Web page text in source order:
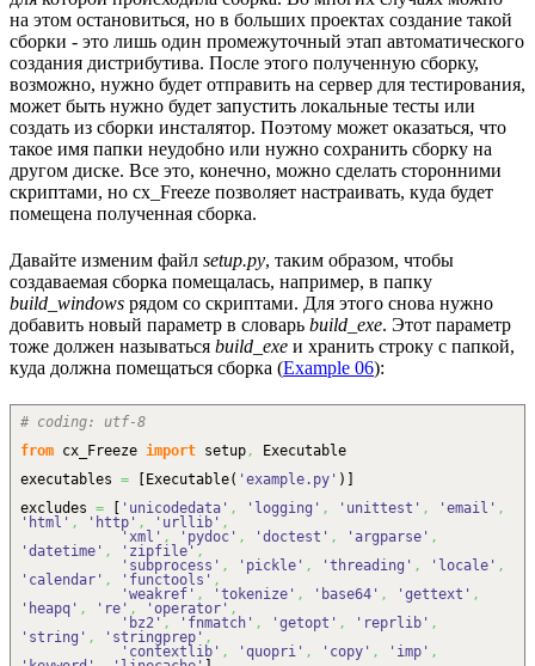
на этом остановиться, но в больших проектах создание такой
сборки - это лишь один промежуточный этап автоматического
создания дистрибутива. После этого полученную сборку,
возможно, нужно будет отправить на сервер для тестирования,
может быть нужно будет запустить локальные тесты или
создать из сборки инсталятор. Поэтому может оказаться, что
такое имя папки неудобно или нужно сохранить сборку на
другом диске. Все это, конечно, можно сделать сторонними
скриптами, но cx_Freeze позволяет настраивать, куда будет
помещена полученная сборка.
Давайте изменим файл setup.py, таким образом, чтобы
создаваемая сборка помещалась, например, в папку
build_windows рядом со скриптами. Для этого снова нужно
добавить новый параметр в словарь build_exe. Этот параметр
тоже должен называться build_exe и хранить строку с папкой,
куда должна помещаться сборка (Example 06):
# coding: utf-8
from cx_Freeze import setup,
Executable
executables = Executable( 'example.py' )
excludes = 'unicodedata' , 'logging' , 'unittest' , 'email' ,
'html' , 'http' , 'urllib' ,
'xml' , 'pydoc' , 'doctest' , 'argparse' ,
'datetime' , 'zipfile' ,
'subprocess' , 'pickle' , 'threading' , 'locale' ,
'calendar' , 'functools' ,
'weakref' , 'tokenize' , 'base64' , 'gettext' ,
'heapq' , 're' , 'operator' ,
'bz2' , 'fnmatch' , 'getopt' , 'reprlib' ,
'string' , 'stringprep' ,
'contextlib' , 'quopri' , 'copy' , 'imp' ,